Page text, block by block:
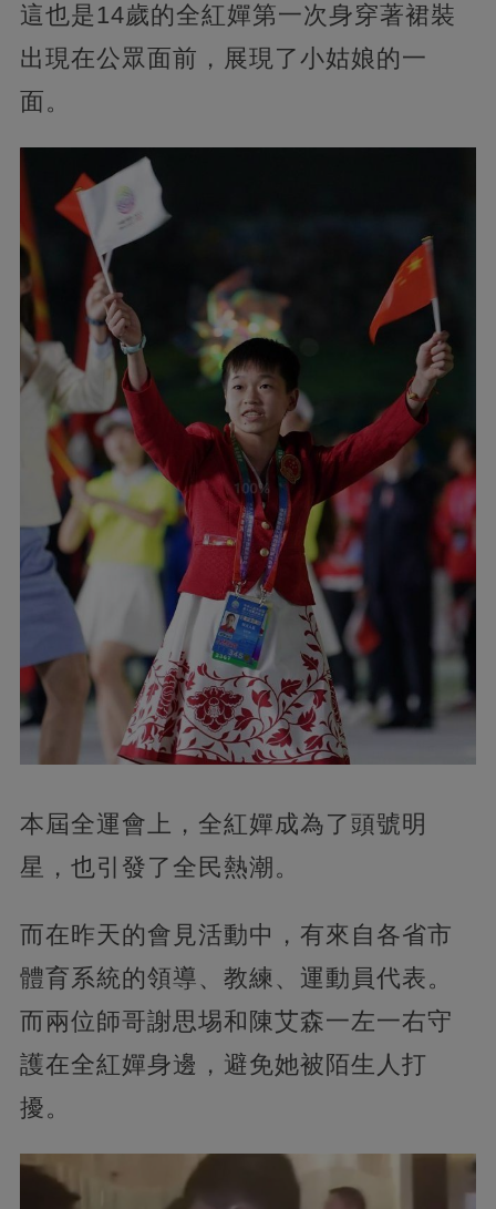
這也是14歲的全紅嬋第一次身穿著裙裝
出現在公眾面前，展現了小姑娘的一
面。
本屆全運會上， 全紅嬋成為了頭號明
星，也引發了全民熱潮。
而在昨天的會見活動中，有來自各省市
體育系統的領導、教練、運動員代表。
而兩位師哥謝思埸和陳艾森一左一右守
護在全紅嬋身邊，避免她被陌生人打
擾。